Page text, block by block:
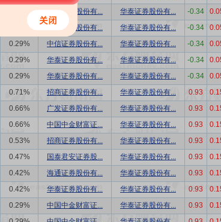
0.32% 中信证券股份有... 华泰证券股份有... -0.34
0.32% 华泰证券股份有... 华泰证券股份有... -0.34
0.29% 中信证券股份有... 华泰证券股份有... -0.34
0.29% 华泰证券股份有... 华泰证券股份有... -0.34
0.29% 华泰证券股份有... 华泰证券股份有... -0.34
0.71% 招商证券股份有... 华泰证券股份有... 0.93
0.66% 广发证券股份有... 华泰证券股份有... 0.93
0.66% 中国中金财富证... 华泰证券股份有... 0.93
0.53% 招商证券股份有... 华泰证券股份有... 0.93
0.47% 国泰君安证券股... 华泰证券股份有... 0.93
0.42% 海通证券股份有... 华泰证券股份有... 0.93
0.42% 华泰证券股份有... 华泰证券股份有... 0.93
0.29% 中国中金财富证... 华泰证券股份有... 0.93